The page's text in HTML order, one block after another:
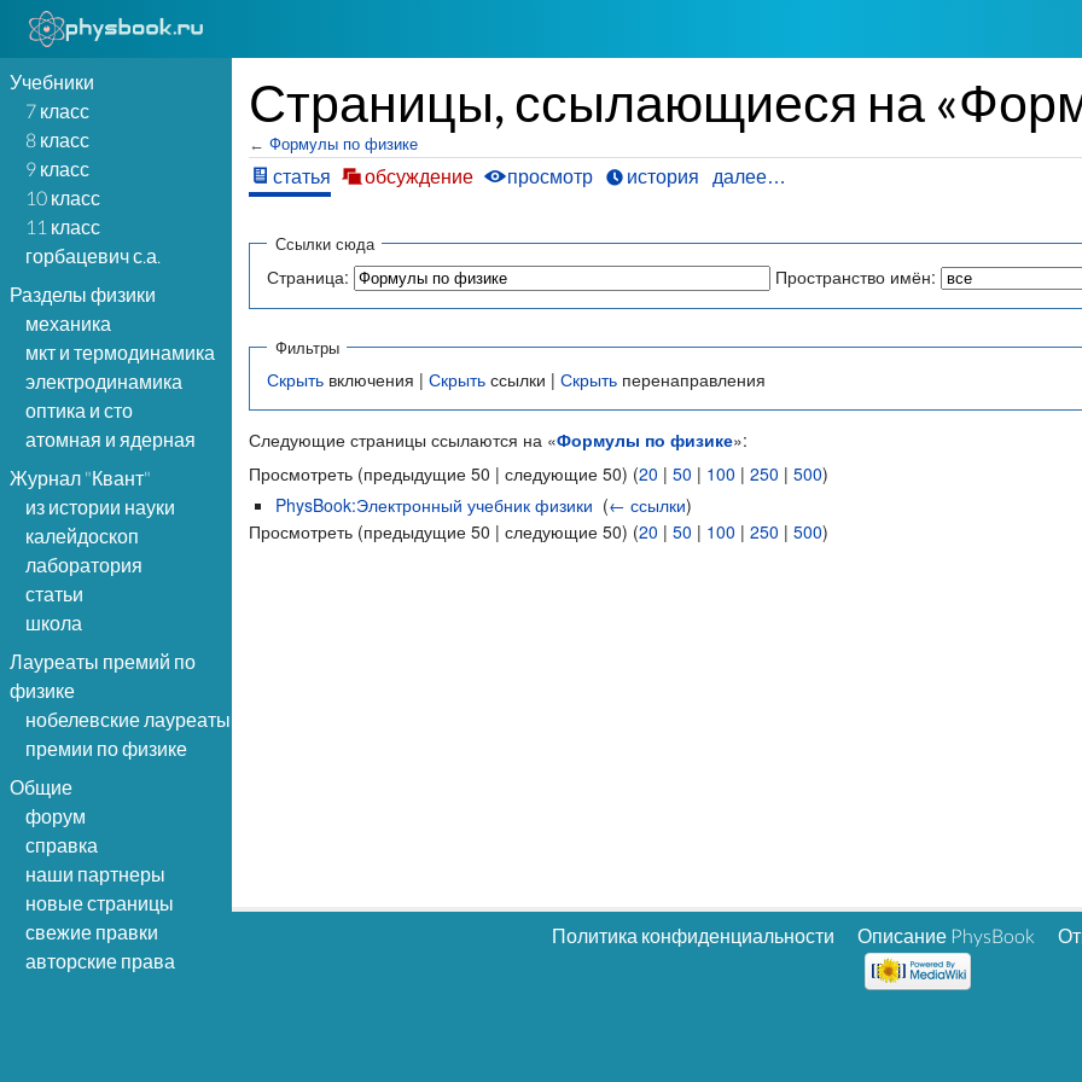
Учебники
7 класс
8 класс
9 класс
10 класс
11 класс
горбацевич с.а.
Разделы физики
механика
мкт и термодинамика
электродинамика
оптика и сто
атомная и ядерная
Журнал "Квант"
из истории науки
калейдоскоп
лаборатория
статьи
школа
Лауреаты премий по
физике
нобелевские лауреаты
премии по физике
Общие
форум
справка
наши партнеры
новые страницы
свежие правки
авторские права
Страницы, ссылающиеся на
←Формулы по физике
статья обсуждение просмотр история далее…
Ссылки сюда
Страница: Пространство имён:
Фильтры
Скрыть включения | Скрыть ссылки | Скрыть перенаправления
Следующие страницы ссылаются на «Формулы по физике»:
Просмотреть (предыдущие 50 | следующие 50) (20 | 50 | 100 | 250 | 500)
PhysBook:Электронный учебник физики (← ссылки)
Просмотреть (предыдущие 50 | следующие 50) (20 | 50 | 100 | 250 | 500)
Политика конфиденциальности Описание PhysBook